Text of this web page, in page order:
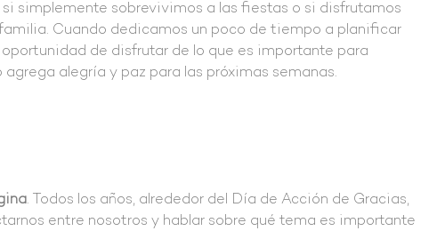
simplemente sobrevivimos a las fiestas o si disfrutamos
Cuando dedicamos un poco de tiempo a planificar
de disfrutar de lo que es importante para
alegría y paz para las próximas semanas.
. Todos los años, alrededor del Día de Acción de Gracias,
entre nosotros y hablar sobre qué tema es importante